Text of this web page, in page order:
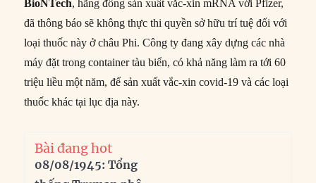
BioNTech, hãng đồng sản xuất vắc-xin mRNA với Pfizer,
đã thông báo sẽ không thực thi quyền sở hữu trí tuệ đối với
loại thuốc này ở châu Phi. Công ty đang xây dựng các nhà
máy đặt trong container tàu biển, có khả năng làm ra tới 60
triệu liều một năm, để sản xuất vắc-xin covid-19 và các loại
thuốc khác tại lục địa này.
Bài đang hot
08/08/1945: Tổng